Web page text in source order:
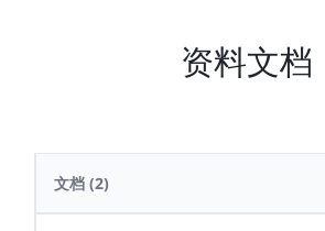
资料文档
文档 (2)